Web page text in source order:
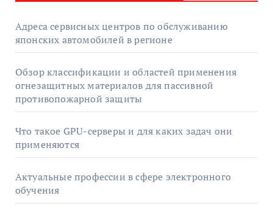
Адреса сервисных центров по обслуживанию
японских автомобилей в регионе
Обзор классификации и областей применения
огнезащитных материалов для пассивной
противопожарной защиты
Что такое GPU-серверы и для каких задач они
применяются
Актуальные профессии в сфере электронного
обучения